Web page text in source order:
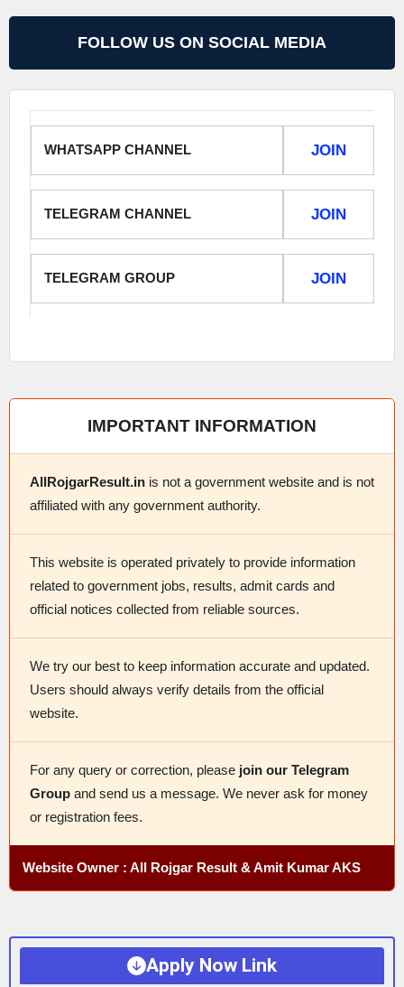
FOLLOW US ON SOCIAL MEDIA
WHATSAPP CHANNEL JOIN
TELEGRAM CHANNEL JOIN
TELEGRAM GROUP JOIN
IMPORTANT INFORMATION
AllRojgarResult.in is not a government website and is not
affiliated with any government authority.
This website is operated privately to provide information
related to government jobs, results, admit cards and
official notices collected from reliable sources.
We try our best to keep information accurate and updated.
Users should always verify details from the official
website.
For any query or correction, please join our Telegram
Group and send us a message. We never ask for money
or registration fees.
Website Owner : All Rojgar Result & Amit Kumar AKS
Apply Now Link